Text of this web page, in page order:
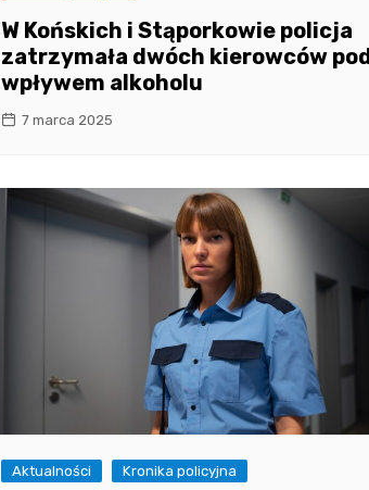
W Końskich i Stąporkowie policja
zatrzymała dwóch kierowców pod
wpływem alkoholu
7 marca 2025
Aktualności Kronika policyjna